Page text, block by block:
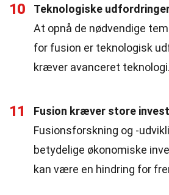
10
Teknologiske
At opnå de nødvendige
for fusion er teknologisk
kræver avanceret teknologi.
11
Fusion kræver store
Fusionsforskning og -
betydelige økonomiske
kan være en hindring for